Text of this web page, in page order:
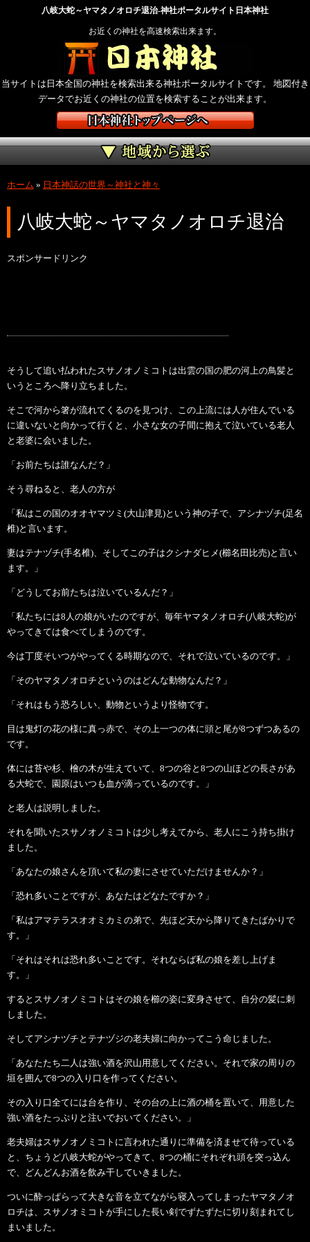
八岐大蛇～ヤマタノオロチ退治-神社ポータルサイト日本神社
お近くの神社を高速検索出来ます。
当サイトは日本全国の神社を検索出来る神社ポータルサイトです。 地図付き
データでお近くの神社の位置を検索することが出来ます。
ホーム » 日本神話の世界～神社と神々
八岐大蛇～ヤマタノオロチ退治
スポンサードリンク
そうして追い払われたスサノオノミコトは出雲の国の肥の河上の鳥髪と
いうところへ降り立ちました。
そこで河から箸が流れてくるのを見つけ、この上流には人が住んでいる
に違いないと向かって行くと、小さな女の子間に抱えて泣いている老人
と老婆に会いました。
「お前たちは誰なんだ？」
そう尋ねると、老人の方が
「私はこの国のオオヤマツミ(大山津見)という神の子で、アシナヅチ(足名
椎)と言います。
妻はテナヅチ(手名椎)、そしてこの子はクシナダヒメ(櫛名田比売)と言い
ます。」
「どうしてお前たちは泣いているんだ？」
「私たちには8人の娘がいたのですが、毎年ヤマタノオロチ(八岐大蛇)が
やってきては食べてしまうのです。
今は丁度そいつがやってくる時期なので、それで泣いているのです。」
「そのヤマタノオロチというのはどんな動物なんだ？」
「それはもう恐ろしい、動物というより怪物です。
目は鬼灯の花の様に真っ赤で、その上一つの体に頭と尾が8つずつあるの
です。
体には苔や杉、檜の木が生えていて、8つの谷と8つの山ほどの長さがあ
る大蛇で、園原はいつも血が滴っているのです。」
と老人は説明しました。
それを聞いたスサノオノミコトは少し考えてから、老人にこう持ち掛け
ました。
「あなたの娘さんを頂いて私の妻にさせていただけませんか？」
「恐れ多いことですが、あなたはどなたですか？」
「私はアマテラスオオミカミの弟で、先ほど天から降りてきたばかりで
す。」
「それはそれは恐れ多いことです。それならば私の娘を差し上げま
す。」
するとスサノオノミコトはその娘を櫛の姿に変身させて、自分の髪に刺
しました。
そしてアシナヅチとテナヅジの老夫婦に向かってこう命じました。
「あなたたち二人は強い酒を沢山用意してください。それで家の周りの
垣を囲んで8つの入り口を作ってください。
その入り口全てには台を作り、その台の上に酒の桶を置いて、用意した
強い酒をたっぷりと注いでおいてください。」
老夫婦はスサノオノミコトに言われた通りに準備を済ませて待っている
と、ちょうど八岐大蛇がやってきて、8つの桶にそれぞれ頭を突っ込ん
で、どんどんお酒を飲み干していきました。
ついに酔っぱらって大きな音を立てながら寝入ってしまったヤマタノオ
ロチは、スサノオミコトが手にした長い剣でずたずたに切り刻まれてし
まいました。